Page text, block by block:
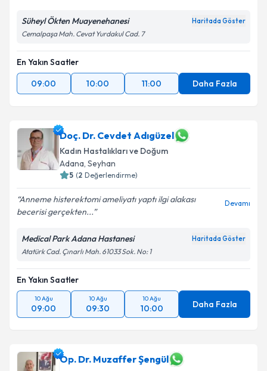
Süheyl Ökten Muayenehanesi Haritada Göster
Cemalpaşa Mah. Cevat Yurdakul Cad. 7
En Yakın Saatler
09:00
10:00 11:00 Daha Fazla
Doç. Dr. Cevdet Adıgüzel
Kadın Hastalıkları ve Doğum
Adana, Seyhan
5 (2 Değerlendirme)
Anneme histerektomi ameliyatı yaptı ilgi alakası
becerisi gerçekten...
Devamı
Medical Park Adana Hastanesi Haritada Göster
Atatürk Cad. Çınarlı Mah. 61033 Sok. No: 1
En Yakın Saatler
10 Ağu
09:00
10 Ağu
09:30
10 Ağu
10:00 Daha Fazla
Op. Dr. Muzaffer Şengül